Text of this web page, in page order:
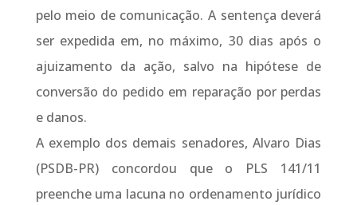
pelo meio de comunicação. A sentença deverá
ser expedida em, no máximo, 30 dias após o
ajuizamento da ação, salvo na hipótese de
conversão do pedido em reparação por perdas
e danos.
A exemplo dos demais senadores, Alvaro Dias
(PSDB-PR) concordou que o PLS 141/11
preenche uma lacuna no ordenamento jurídico